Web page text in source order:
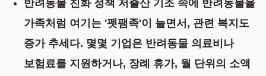
반려동물 친화 정책 저출산 기조 속에 반려동물을
가족처럼 여기는 '펫팸족'이 늘면서, 관련 복지도
증가 추세다. 몇몇 기업은 반려동물 의료비나
보험료를 지원하거나, 장례 휴가, 월 단위의 소액